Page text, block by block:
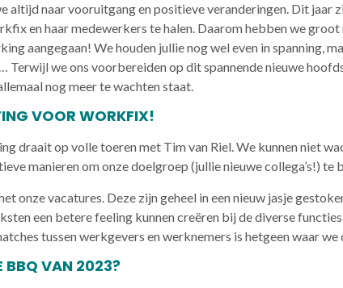
altijd naar vooruitgang en positieve veranderingen. Dit jaar
en haar medewerkers te halen. Daarom hebben we
aangegaan! We houden jullie nog wel even in spanning,
Terwijl we ons voorbereiden op dit spannende nieuwe
nog meer te wachten staat.
VOOR WORKFIX!
draait op volle toeren met Tim van Riel. We kunnen niet
manieren om onze doelgroep (jullie nieuwe collega’s!) te
onze vacatures. Deze zijn geheel in een nieuw jasje
een betere feeling kunnen creëren bij de diverse
tussen werkgevers en werknemers is hetgeen waar
BBQ VAN 2023?